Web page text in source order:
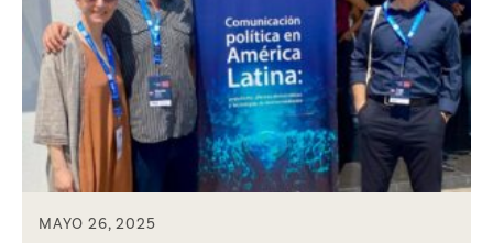
MAYO 26, 2025